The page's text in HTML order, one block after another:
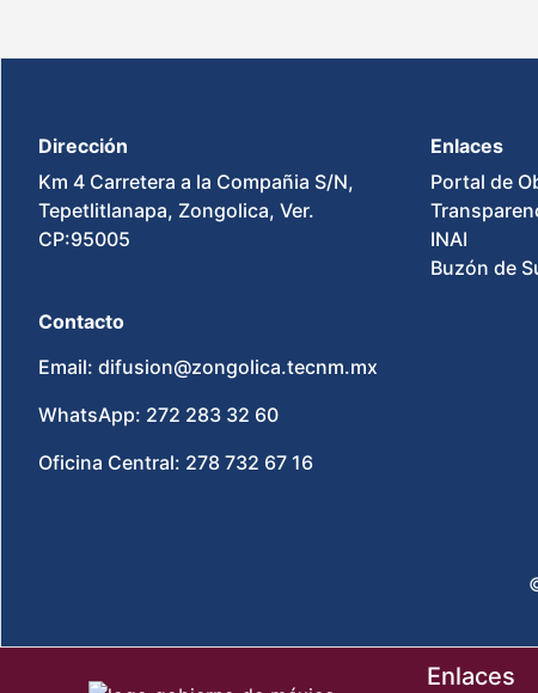
Dirección
Km 4 Carretera a la Compañia S/N,
Tepetlitlanapa, Zongolica, Ver.
CP:95005
Contacto
Email: difusion@zongolica.tecnm.mx
WhatsApp: 272 283 32 60
Oficina Central: 278 732 67 16
Enlaces
Portal de
INAI
Buzón de
Enlaces